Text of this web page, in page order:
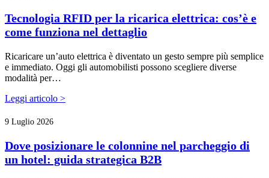
Tecnologia RFID per la ricarica elettrica: cos’è e
come funziona nel dettaglio
Ricaricare un’auto elettrica è diventato un gesto sempre più semplice
e immediato. Oggi gli automobilisti possono scegliere diverse
modalità per…
Leggi articolo >
9 Luglio 2026
Dove posizionare le colonnine nel parcheggio di
un hotel: guida strategica B2B